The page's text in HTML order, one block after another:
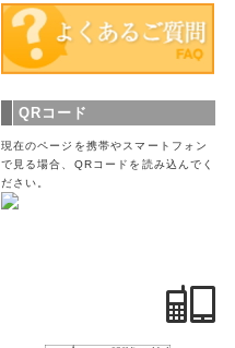
QRコード
現在のページを携帯やスマートフォン
で見る場合、QRコードを読み込んでく
ださい。